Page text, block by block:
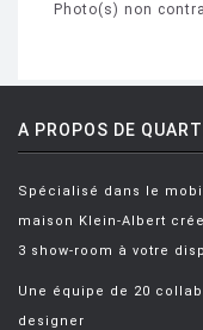
Photo(s) non
A PROPOS DE
Spécialisé dans le
maison Klein-Albert crée
3 show-room à votre
Une équipe de 20
designer